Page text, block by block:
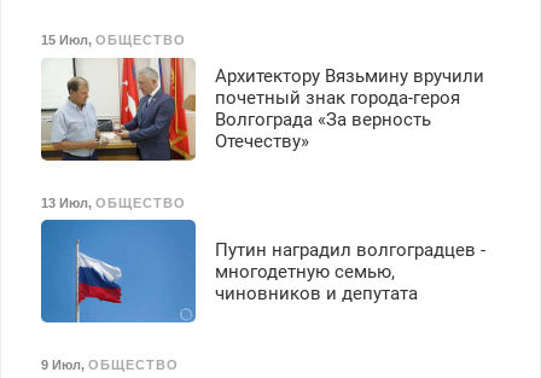
15 Июл, ОБЩЕСТВО
Архитектору Вязьмину вручили
почетный знак города-героя
Волгограда «За верность
Отечеству»
13 Июл, ОБЩЕСТВО
Путин наградил волгоградцев -
многодетную семью,
чиновников и депутата
9 Июл, ОБЩЕСТВО